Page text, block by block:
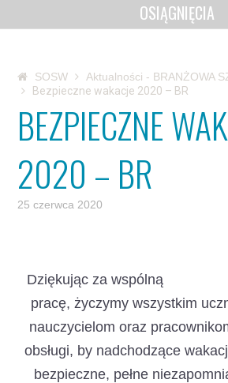
OSIĄGNIĘCIA
SOSW
Aktualności - BRANŻOWA
Bezpieczne wakacje 2020 – BR
BEZPIECZNE
2020 – BR
25 czerwca 2020
Dziękując za wspólną
pracę, życzymy wszystkim
nauczycielom oraz
obsługi, by nadchodzące
bezpieczne, pełne